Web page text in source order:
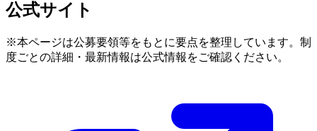
公式サイト
※本ページは公募要領等をもとに要点を整理しています。制
度ごとの詳細・最新情報は公式情報をご確認ください。